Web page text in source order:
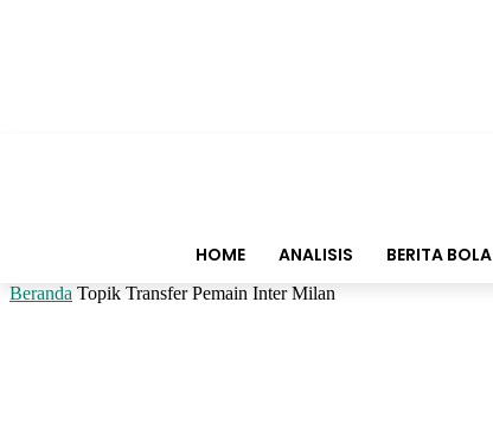
HOME ANALISIS BERITA BOLA
Beranda Topik Transfer Pemain Inter Milan